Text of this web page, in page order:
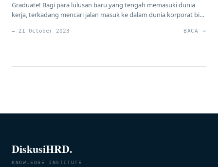
Graduate! Bagi para lulusan baru yang tengah memasuki dunia
kerja, terkadang mencari jalan masuk ke dalam dunia korporat bisa
menuntut pengalaman kerja yang nyata, tetapi tentu saja, sebagai
— 21 October 2023 BACA →
DiskusiHRD.
KNOWLEDGE INSTITUTE